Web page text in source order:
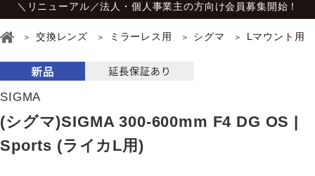
＼リニューアル／法人・個人事業主の方向け会員募集開始！
交換レンズ ミラーレス用 シグマ Lマウント用
SIGMA
(シグマ)SIGMA 300-600mm F4 DG OS |
Sports (ライカL用)